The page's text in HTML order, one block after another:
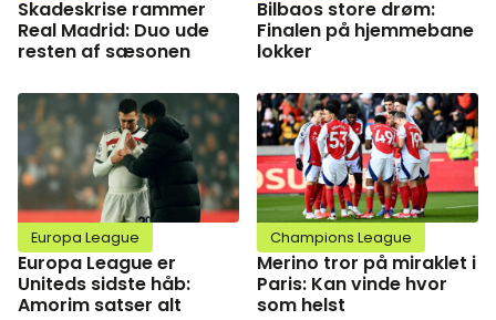
Skadeskrise rammer
Real Madrid: Duo ude
resten af sæsonen
Bilbaos store drøm:
Finalen på hjemmebane
lokker
Europa League
Europa League er
Uniteds sidste håb:
Amorim satser alt
Champions League
Merino tror på miraklet i
Paris: Kan vinde hvor
som helst